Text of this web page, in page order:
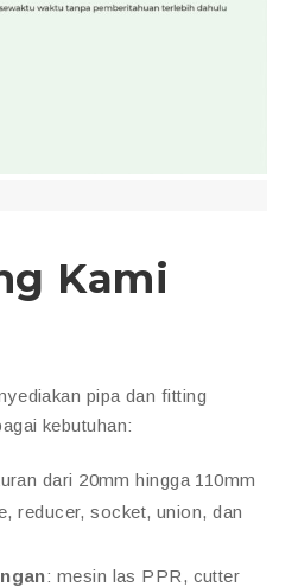
Kami
pipa dan fitting
kebutuhan:
dari 20mm hingga 110mm
reducer, socket, union, dan
: mesin las PPR, cutter